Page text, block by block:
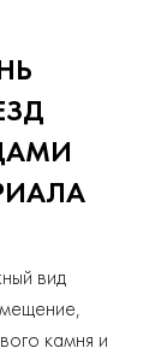
вид
камня и